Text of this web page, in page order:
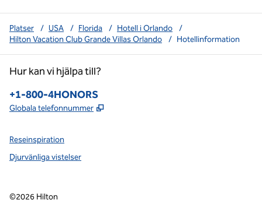
Platser / USA / Florida / Hotell i Orlando
/
Hilton Vacation Club Grande Villas Orlando
/ Hotellinformation
Hur kan vi hjälpa till?
Telefon:
+1-800-4HONORS
Globala telefonnummer ,
Reseinspiration
Djurvänliga vistelser
©2026 Hilton